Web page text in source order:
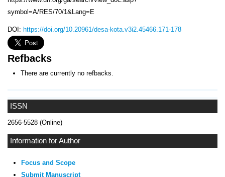
ISSN
2656-5528 (Online)
Information for Author
Focus and Scope
Submit Manuscript
symbol=A/RES/70/1&Lang=E
DOI: https://doi.org/10.20961/desa-kota.v3i2.45466.171-178
Refbacks
There are currently no refbacks.